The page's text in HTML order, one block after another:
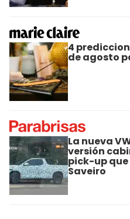
4
de agosto
La nueva
versión
pick-up
Saveiro